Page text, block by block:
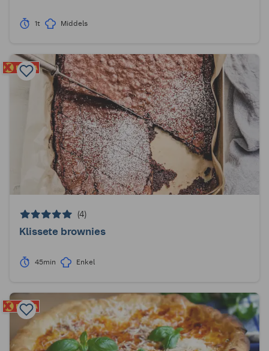
1t Middels
(4)
Klissete brownies
45min Enkel